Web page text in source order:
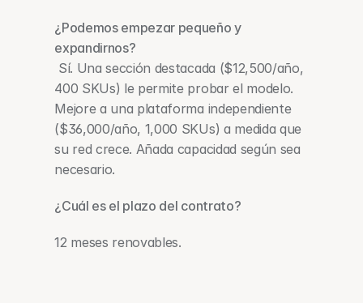
¿Podemos empezar pequeño y
expandirnos?
400 SKUs) le permite probar el modelo.
Mejore a una plataforma independiente
($36,000/año, 1,000 SKUs) a medida que
su red crece. Añada capacidad según sea
necesario.
¿Cuál es el plazo del contrato?
12 meses renovables.